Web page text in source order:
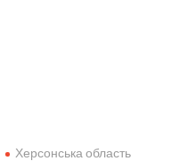
Херсонська область